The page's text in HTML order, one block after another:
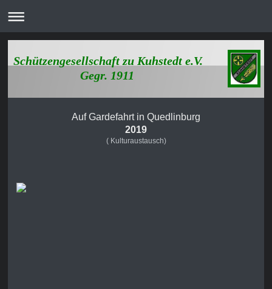
Schützengesellschaft zu Kuhstedt e.V.
Gegr. 1911
Auf Gardefahrt in Quedlinburg
2019
( Kulturaustausch)